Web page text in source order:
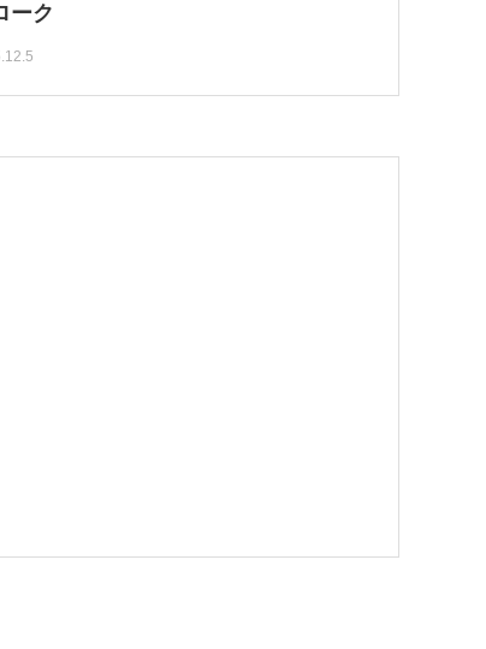
ーク